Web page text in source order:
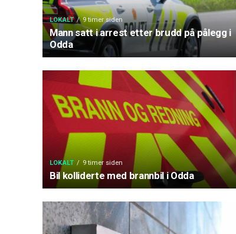
LOKALT 9 timer siden
Mann satt i arrest etter brudd på pålegg i
Odda
LOKALT 9 timer siden
Bil kolliderte med brannbil i Odda